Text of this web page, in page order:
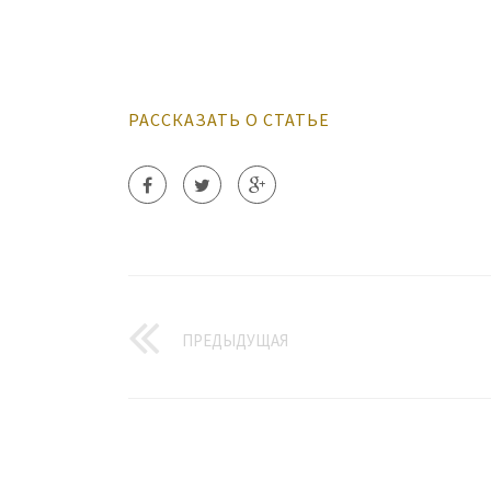
РАССКАЗАТЬ О СТАТЬЕ
ПРЕДЫДУЩАЯ